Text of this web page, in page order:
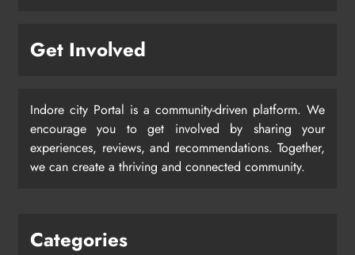
Get Involved
Indore city Portal is a community-driven platform. We
encourage you to get involved by sharing your
experiences, reviews, and recommendations. Together,
we can create a thriving and connected community.
Categories